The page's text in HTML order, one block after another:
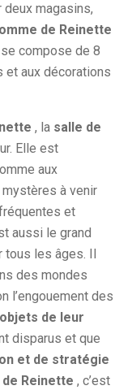
magasins,
de Reinette
compose de 8
aux décorations
, la salle de
Elle est
aux
à venir
et
aussi le grand
tous les âges. Il
des mondes
l’engouement des
de leur
disparus et que
et de stratégie
Reinette , c’est